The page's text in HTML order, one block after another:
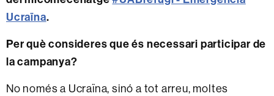
Ucraïna.
Per què consideres que és necessari participar de
la campanya?
No només a Ucraïna, sinó a tot arreu, moltes